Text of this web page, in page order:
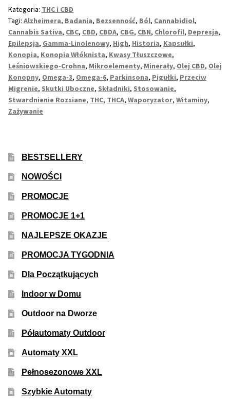
Medyczne Odmiany
Regularne
Przewaga Indica
Przewaga Sativa
50% Indica i 50% Sativa
Mix Paczki i Zestawy
Duże Oryginalne Opakowania
TOP 10 Auto
TOP 10 Outdoor
Producenci Nasion
Fajki Wodne
Inne Akcesoria
CBD
Kategoria: THC i CBD
Tagi: Alzheimera, Badania, Bezsenność, Ból, Cannabidiol,
Cannabis Sativa, CBC, CBD, CBDA, CBG, CBN, Chlorofil, Depresja,
Epilepsja, Gamma-Linolenowy, High, Historia, Kapsułki,
Konopia, Konopia Włóknista, Kwasy Tłuszczowe,
Leśniowskiego-Crohna, Mikroelementy, Minerały, Olej CBD, Olej
Konopny, Omega-3, Omega-6, Parkinsona, Pigułki, Przeciw
Migrenie, Skutki Uboczne, Składniki, Stosowanie,
Stwardnienie Rozsiane, THC, THCA, Waporyzator, Witaminy,
Zażywanie
BESTSELLERY
NOWOŚCI
PROMOCJE
PROMOCJE 1+1
NAJLEPSZE OKAZJE
PROMOCJA TYGODNIA
Dla Początkujących
Indoor w Domu
Outdoor na Dworze
Półautomaty Outdoor
Automaty XXL
Pełnosezonowe XXL
Szybkie Automaty